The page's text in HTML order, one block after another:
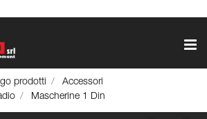
prodotti
Accessori
Mascherine 1 Din